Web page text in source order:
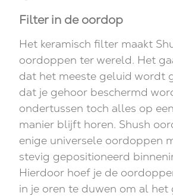
Filter in de oordop
Het keramisch filter maakt
oordoppen ter wereld. Het
dat het meeste geluid wordt
dat je gehoor beschermd
ondertussen toch alles op
manier blijft horen. Shush
enige universele oordoppen
stevig gepositioneerd
Hierdoor hoef je de
in je oren te duwen om al het